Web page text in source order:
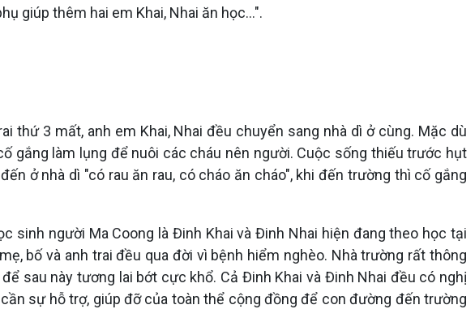
giúp thêm hai em Khai, Nhai ăn học…".
thứ 3 mất, anh em Khai, Nhai đều chuyển sang nhà dì ở cùng. Mặc dù
gắng làm lụng để nuôi các cháu nên người. Cuộc sống thiếu trước hụt
ở nhà dì "có rau ăn rau, có cháo ăn cháo", khi đến trường thì cố gắng
sinh người Ma Coong là Đinh Khai và Đinh Nhai hiện đang theo học tại
bố và anh trai đều qua đời vì bệnh hiểm nghèo. Nhà trường rất thông
sau này tương lai bớt cực khổ. Cả Đinh Khai và Đinh Nhai đều có nghị
sự hỗ trợ, giúp đỡ của toàn thể cộng đồng để con đường đến trường